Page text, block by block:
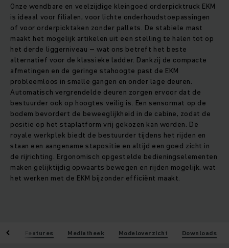
Onze wendbare en veelzijdige kleingoed orderpicktruck EKM
is ideaal voor filialen, voor lichte onderhoudstoepassingen
of voor orderpicktaken zonder pallets. De stabiele mast
maakt het mogelijk artikelen uit een stelling te halen tot op
het derde liggerniveau – wat ons betreft het beste
alternatief voor de klassieke ladder. Dankzij de compacte
afmetingen en de geringe stahoogte past de EKM
probleemloos in smalle gangen en onder lage deuren.
Automatisch vergrendelde deuren zorgen ervoor dat de
bestuurder ook op hoogtes veilig is. Een sensormat op de
bodem bevordert de beweeglijkheid in de cabine, zodat de
positie op het staplatform vrij gekozen kan worden. De
royale werkplek biedt de bestuurder tijdens het rijden en
staan een aangename stapositie en altijd een goed zicht in
de rijrichting. Ergonomisch opgestelde bedieningselementen
maken gelijktijdig opwaarts bewegen en rijden mogelijk, wat
het werken met de EKM bijzonder efficiënt maakt.
Features Mediatheek Modeloverzicht Downloads